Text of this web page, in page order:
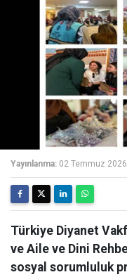
Yayınlanma: 02 Temmuz
Türkiye Diyanet
ve Aile ve Dini
sosyal sorumluluk